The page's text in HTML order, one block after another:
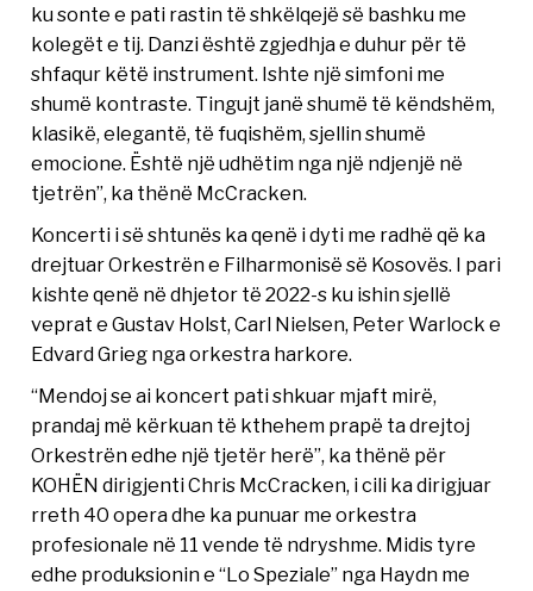
ku sonte e pati rastin të shkëlqejë së bashku me
kolegët e tij. Danzi është zgjedhja e duhur për të
shfaqur këtë instrument. Ishte një simfoni me
shumë kontraste. Tingujt janë shumë të këndshëm,
klasikë, elegantë, të fuqishëm, sjellin shumë
emocione. Është një udhëtim nga një ndjenjë në
tjetrën”, ka thënë McCracken.
Koncerti i së shtunës ka qenë i dyti me radhë që ka
drejtuar Orkestrën e Filharmonisë së Kosovës. I pari
kishte qenë në dhjetor të 2022-s ku ishin sjellë
veprat e Gustav Holst, Carl Nielsen, Peter Warlock e
Edvard Grieg nga orkestra harkore.
“Mendoj se ai koncert pati shkuar mjaft mirë,
prandaj më kërkuan të kthehem prapë ta drejtoj
Orkestrën edhe një tjetër herë”, ka thënë për
KOHËN dirigjenti Chris McCracken, i cili ka dirigjuar
rreth 40 opera dhe ka punuar me orkestra
profesionale në 11 vende të ndryshme. Midis tyre
edhe produksionin e “Lo Speziale” nga Haydn me